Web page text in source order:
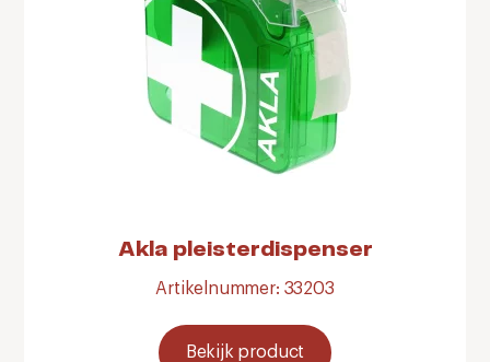
Akla pleisterdispenser
Artikelnummer: 33203
Bekijk product